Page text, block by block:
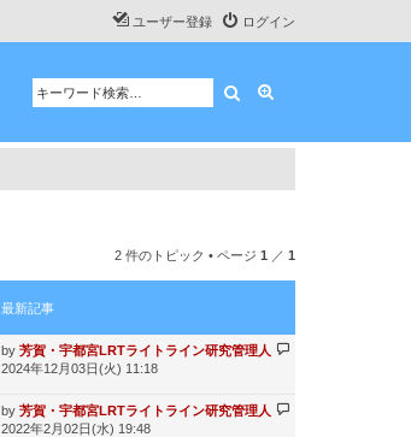
ログイン
ユーザー登録
検索
2 件のトピック • ページ 1 ／ 1
最新記事
最
新
事
by 芳賀・宇都宮LRTライトライン研究管理人
2024年12月03日(火) 11:18
最
新
by 芳賀・宇都宮LRTライトライン研究管理人
2022年2月02日(水) 19:48